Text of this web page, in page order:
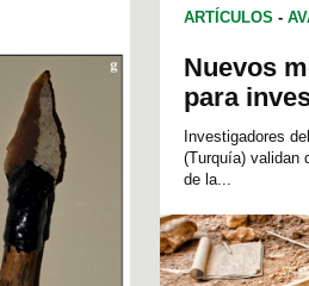
ARTÍCULOS -
Nuevos
para
Investigadores
(Turquía) validan
de la...